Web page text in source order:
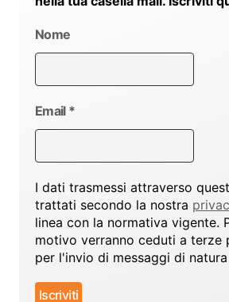
Nome
Email *
I dati trasmessi attraverso
trattati secondo la nostra
linea con la normativa vigente.
motivo verranno ceduti a terze
per l'invio di messaggi di